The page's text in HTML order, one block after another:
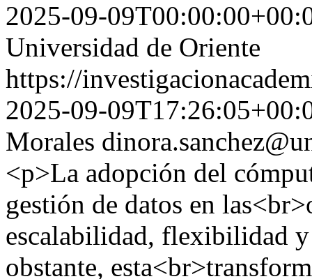
2025-09-
Universidad de Oriente
https://
2025-09-
Morales
<p>La adopción del
gestión de datos en
escalabilidad, flexibilidad
obstante,